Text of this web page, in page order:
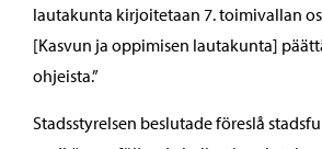
lautakunta kirjoitetaan 7. toimivallan
[Kasvun ja oppimisen lautakunta]
ohjeista.”
Stadsstyrelsen beslutade föreslå